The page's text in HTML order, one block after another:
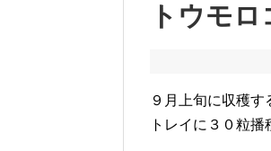
トウモ
９月上旬に収穫
トレイに３０粒播